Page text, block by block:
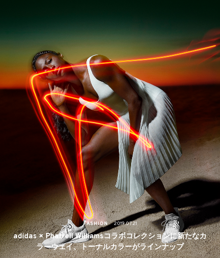
FASHION 2019.07.21
adidas × Pharrell Williamsコラボコレクションに新たなカ
ラーウェイ、トーナルカラーがラインナップ